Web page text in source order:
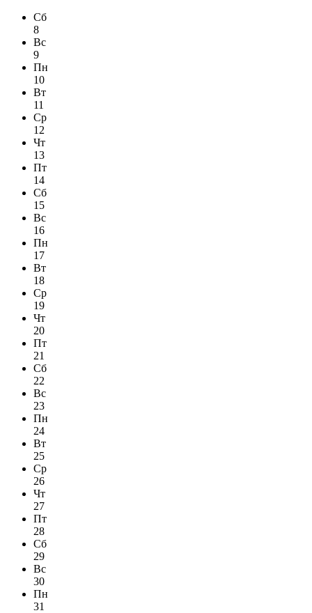
Сб
8
Вс
9
Пн
10
Вт
11
Ср
12
Чт
13
Пт
14
Сб
15
Вс
16
Пн
17
Вт
18
Ср
19
Чт
20
Пт
21
Сб
22
Вс
23
Пн
24
Вт
25
Ср
26
Чт
27
Пт
28
Сб
29
Вс
30
Пн
31